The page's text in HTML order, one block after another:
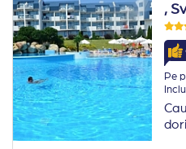
,
Pe